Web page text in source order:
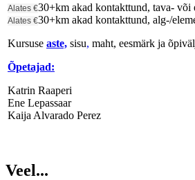
Alates €30+km akad kontakttund, tava- või
Alates €30+km akad kontakttund, alg-/
Kursuse aste, sisu, maht, eesmärk ja
Õpetajad:
Katrin Raaperi
Ene Lepassaar
Kaija Alvarado Perez
Veel...